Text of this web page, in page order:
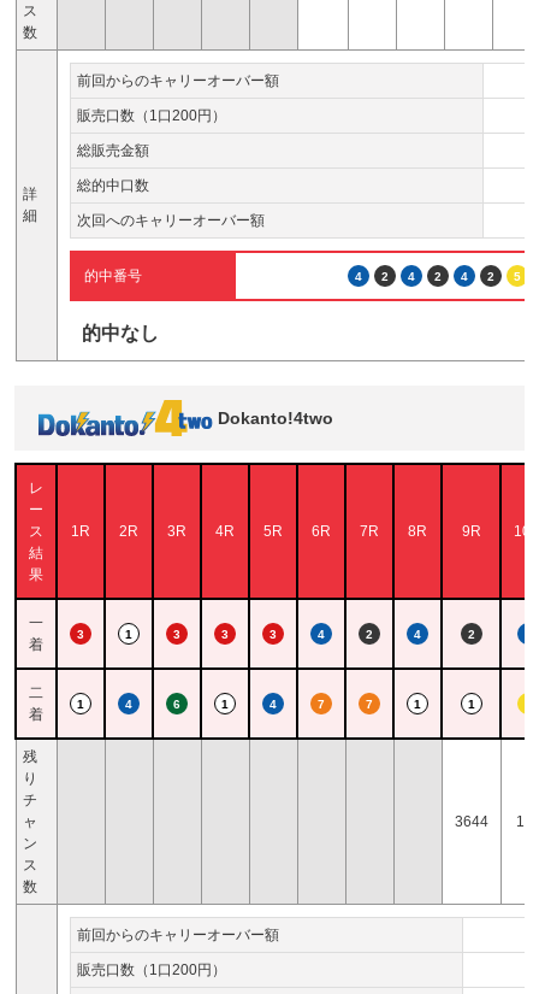
ス
数
詳
細
前回からのキャリーオーバー額
販売口数（1口200円）
総販売金額
総的中口数
次回へのキャリーオーバー額
的中番号 4 2 4 2 4 2 5
的中なし
Dokanto!4two
レ
ー
ス
結
果
1R 2R 3R 4R 5R 6R 7R 8R 9R
一
着
3 1 3 3 3 4 2 4 2
二
着
1 4 6 1 4 7 7 1 1
残
り
チ
ャ
ン
ス
数
3644
前回からのキャリーオーバー額
販売口数（1口200円）